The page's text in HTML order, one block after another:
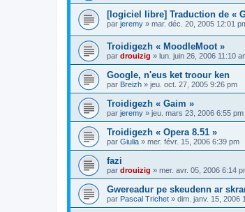
[logiciel libre] Traduction de «
par jeremy » mar. déc. 20, 2005 12:01
Troidigezh « MoodleMoot »
par drouizig » lun. juin 26, 2006 11:10
Google, n'eus ket troour ken
par Breizh » jeu. oct. 27, 2005 9:26 pm
Troidigezh « Gaim »
par jeremy » jeu. mars 23, 2006 6:55 pm
Troidigezh « Opera 8.51 »
par Giulia » mer. févr. 15, 2006 6:39 pm
fazi
par drouizig » mer. avr. 05, 2006 6:14
Gwereadur pe skeudenn ar
par Pascal Trichet » dim. janv. 15, 2006